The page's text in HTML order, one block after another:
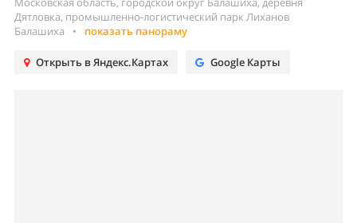
Дятловка, промышленно-логистический парк Лиханов
Балашиха
• показать панораму
Открыть в Яндекс.Картах Google Карты